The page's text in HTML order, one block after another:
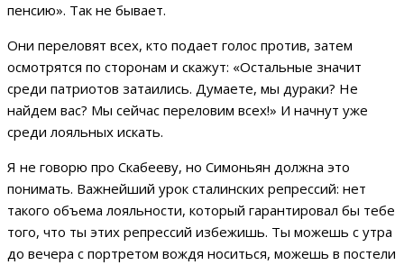
пенсию». Так не бывает.
Они переловят всех, кто подает голос против, затем
осмотрятся по сторонам и скажут: «Остальные значит
среди патриотов затаились. Думаете, мы дураки? Не
найдем вас? Мы сейчас переловим всех!» И начнут уже
среди лояльных искать.
Я не говорю про Скабееву, но Симоньян должна это
понимать. Важнейший урок сталинских репрессий: нет
такого объема лояльности, который гарантировал бы тебе
того, что ты этих репрессий избежишь. Ты можешь с утра
до вечера с портретом вождя носиться, можешь в постели